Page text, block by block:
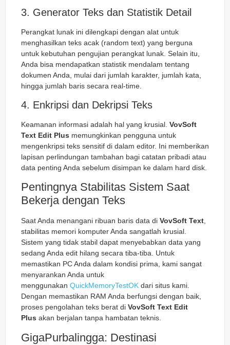
3. Generator Teks dan Statistik Detail
Perangkat lunak ini dilengkapi dengan alat untuk
menghasilkan teks acak (random text) yang berguna
untuk kebutuhan pengujian perangkat lunak. Selain itu,
Anda bisa mendapatkan statistik mendalam tentang
dokumen Anda, mulai dari jumlah karakter, jumlah kata,
hingga jumlah baris secara real-time.
4. Enkripsi dan Dekripsi Teks
Keamanan informasi adalah hal yang krusial. VovSoft
Text Edit Plus memungkinkan pengguna untuk
mengenkripsi teks sensitif di dalam editor. Ini memberikan
lapisan perlindungan tambahan bagi catatan pribadi atau
data penting Anda sebelum disimpan ke dalam hard disk.
Pentingnya Stabilitas Sistem Saat
Bekerja dengan Teks
Saat Anda menangani ribuan baris data di VovSoft Text,
stabilitas memori komputer Anda sangatlah krusial.
Sistem yang tidak stabil dapat menyebabkan data yang
sedang Anda edit hilang secara tiba-tiba. Untuk
memastikan PC Anda dalam kondisi prima, kami sangat
menyarankan Anda untuk
menggunakan QuickMemoryTestOK dari situs kami.
Dengan memastikan RAM Anda berfungsi dengan baik,
proses pengolahan teks berat di VovSoft Text Edit
Plus akan berjalan tanpa hambatan teknis.
GigaPurbalingga: Destinasi